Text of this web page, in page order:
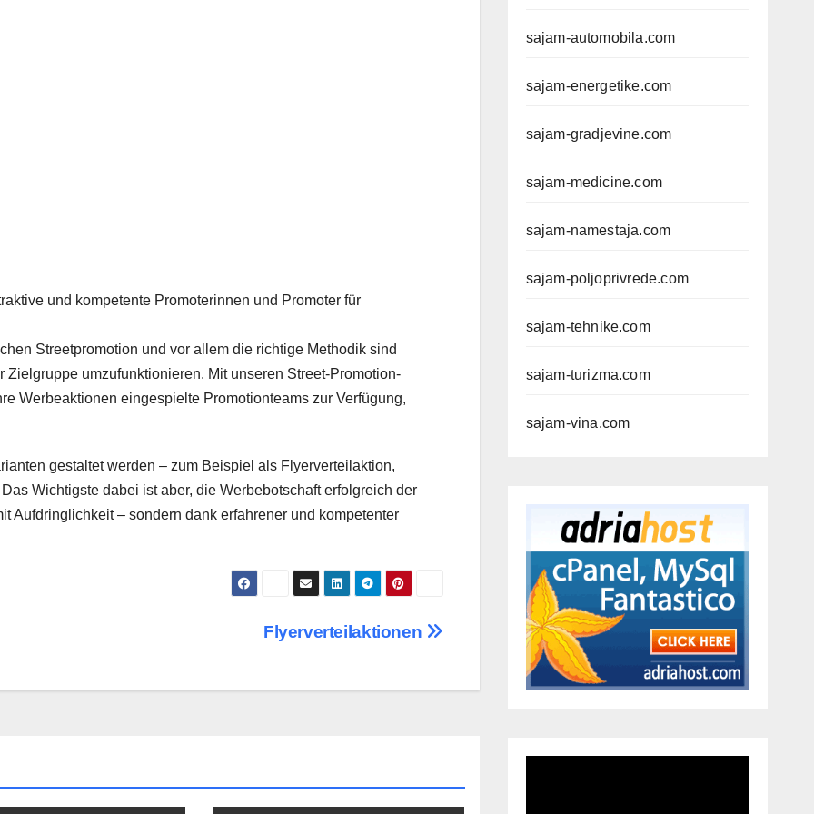
und kompetente Promoterinnen und Promoter für
Streetpromotion und vor allem die richtige Methodik sind
umzufunktionieren. Mit unseren Street-Promotion-
Werbeaktionen eingespielte Promotionteams zur Verfügung,
gestaltet werden – zum Beispiel als Flyerverteilaktion,
Wichtigste dabei ist aber, die Werbebotschaft erfolgreich der
Aufdringlichkeit – sondern dank erfahrener und kompetenter
Flyerverteilaktionen
sajam-automobila.com
sajam-energetike.com
sajam-gradjevine.com
sajam-medicine.com
sajam-namestaja.com
sajam-poljoprivrede.com
sajam-tehnike.com
sajam-turizma.com
sajam-vina.com